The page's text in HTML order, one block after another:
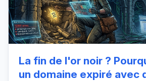
La fin de l'or noir ?
un domaine expiré avec